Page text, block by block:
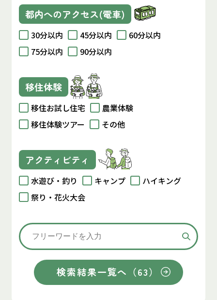
都内へのアクセス(電車)
30分以内 45分以内
60分以内
75分以内
90分以内
移住体験
移住お試し住宅
農業体験
移住体験ツアー
その他
アクティビティ
水遊び・釣り キャンプ
ハイキング
祭り・花火大会